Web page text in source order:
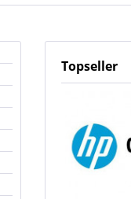
Topseller